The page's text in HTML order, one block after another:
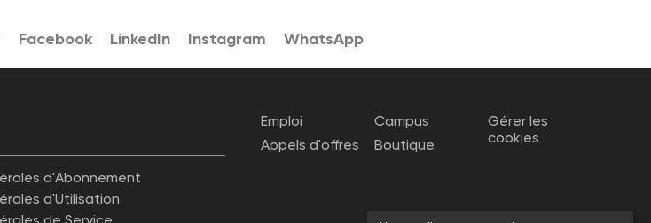
Facebook LinkedIn Instagram WhatsApp
d'Abonnement
d'Utilisation
Emploi
Appels d'offres
Campus
Boutique
Gérer les
cookies